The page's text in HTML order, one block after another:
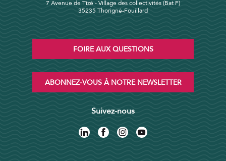
7 Avenue de Tizé - Village des collectivités (Bat F)
35235 Thorigné-Fouillard
FOIRE AUX QUESTIONS
ABONNEZ-VOUS À NOTRE NEWSLETTER
Suivez-nous